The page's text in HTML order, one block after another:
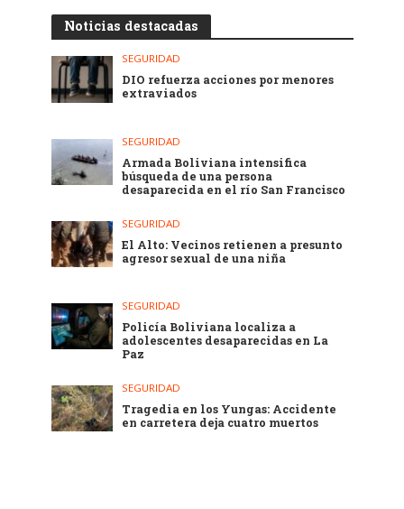
Noticias destacadas
SEGURIDAD
DIO refuerza acciones por menores
extraviados
SEGURIDAD
Armada Boliviana intensifica
búsqueda de una persona
desaparecida en el río San Francisco
SEGURIDAD
El Alto: Vecinos retienen a presunto
agresor sexual de una niña
SEGURIDAD
Policía Boliviana localiza a
adolescentes desaparecidas en La
Paz
SEGURIDAD
Tragedia en los Yungas: Accidente
en carretera deja cuatro muertos